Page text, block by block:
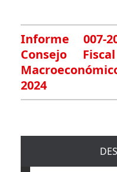
Informe 007-
Consejo
2024